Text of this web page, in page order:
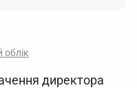
облік
директора